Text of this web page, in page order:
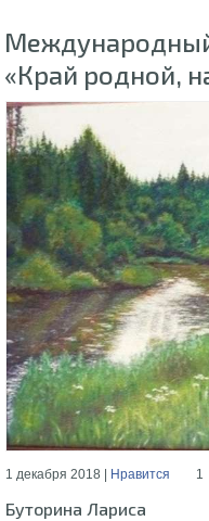
«Край родной,
1 декабря 2018 | Нравится 1
Буторина Лариса